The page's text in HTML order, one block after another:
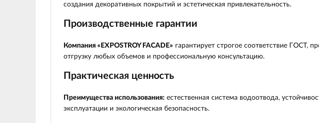
создания декоративных покрытий и эстетическая привлекательность.
Производственные гарантии
Компания «EXPOSTROY FACADE» гарантирует строгое соответствие ГОСТ,
отгрузку любых объемов и профессиональную консультацию.
Практическая ценность
Преимущества использования: естественная система водоотвода,
эксплуатации и экологическая безопасность.